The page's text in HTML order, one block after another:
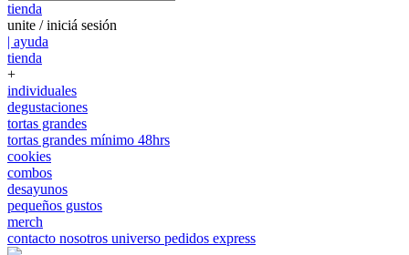
tienda
unite / iniciá sesión
| ayuda
tienda
+
individuales
degustaciones
tortas grandes
tortas grandes mínimo 48hrs
cookies
combos
desayunos
pequeños gustos
merch
contacto nosotros universo pedidos express